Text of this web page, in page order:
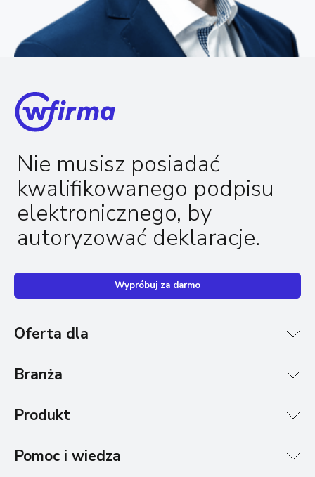
Nie musisz posiadać
kwalifikowanego podpisu
elektronicznego, by
autoryzować deklaracje.
Wypróbuj za darmo
Oferta dla
Branża
Produkt
Pomoc i wiedza